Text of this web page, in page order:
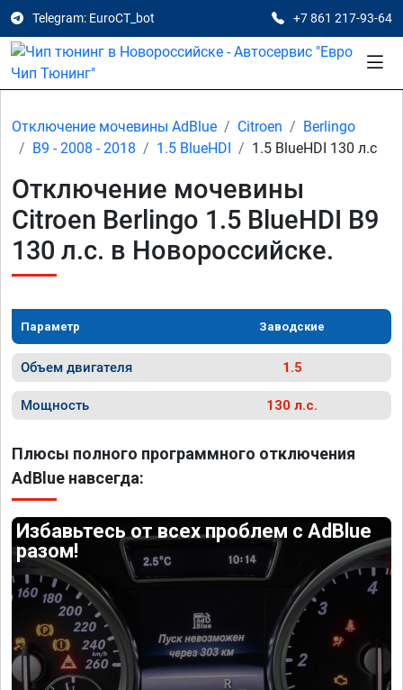
Telegram: EuroCT_bot +7 861 217-93-64
Отключение мочевины AdBlue Citroen
Berlingo
B9 - 2008 - 2018
1.5 BlueHDI 1.5 BlueHDI 130 л.с
Отключение мочевины
Citroen Berlingo 1.5 BlueHDI B9
130 л.с. в Новороссийске.
Параметр Заводские
Объем двигателя 1.5
Мощность 130 л.с.
Плюсы полного программного отключения
AdBlue навсегда:
Избавьтесь от всех проблем с AdBlue
разом!